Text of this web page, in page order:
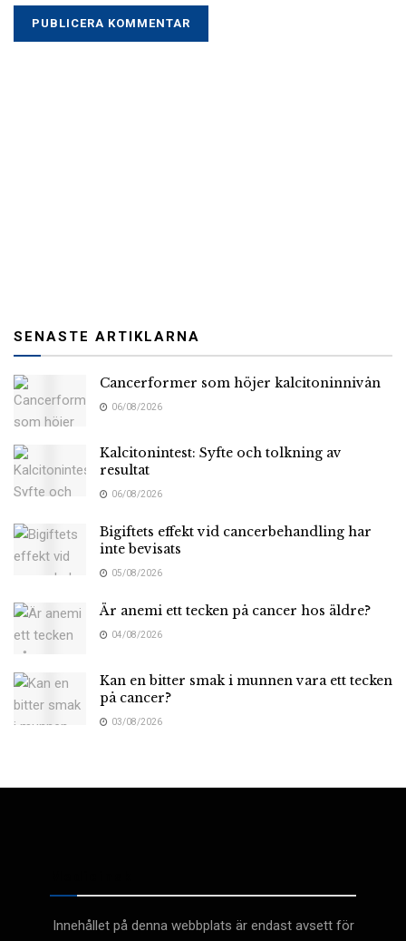
SENASTE ARTIKLARNA
Cancerformer som höjer kalcitoninnivån
06/08/2026
Kalcitonintest: Syfte och tolkning av
resultat
06/08/2026
Bigiftets effekt vid cancerbehandling har
inte bevisats
05/08/2026
Är anemi ett tecken på cancer hos äldre?
04/08/2026
Kan en bitter smak i munnen vara ett tecken
på cancer?
03/08/2026
Innehållet på denna webbplats är endast avsett för